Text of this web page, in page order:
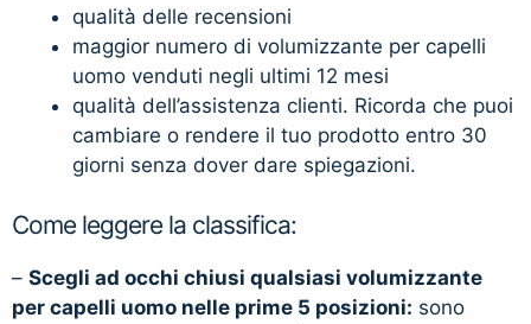
qualità delle recensioni
maggior numero di volumizzante per capelli
uomo venduti negli ultimi 12 mesi
qualità dell’assistenza clienti. Ricorda che puoi
cambiare o rendere il tuo prodotto entro 30
giorni senza dover dare spiegazioni.
Come leggere la classifica:
– Scegli ad occhi chiusi qualsiasi volumizzante
per capelli uomo nelle prime 5 posizioni: sono